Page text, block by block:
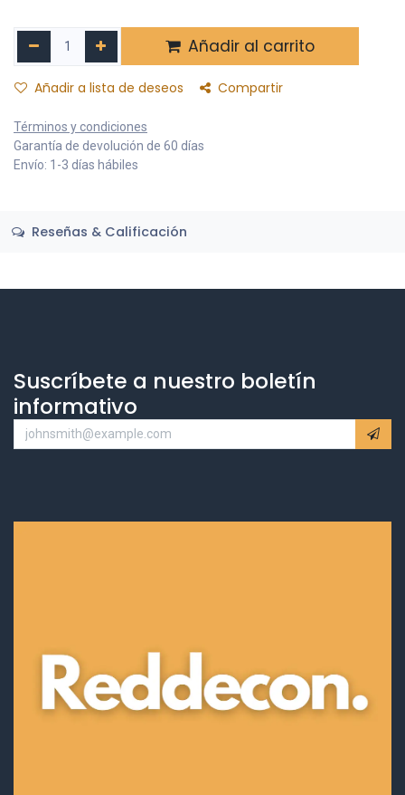
Añadir al carrito
Añadir a lista de deseos Compartir
Términos y condiciones
Garantía de devolución de 60 días
Envío: 1-3 días hábiles
Reseñas & Calificación
Suscríbete a nuestro boletín
informativo